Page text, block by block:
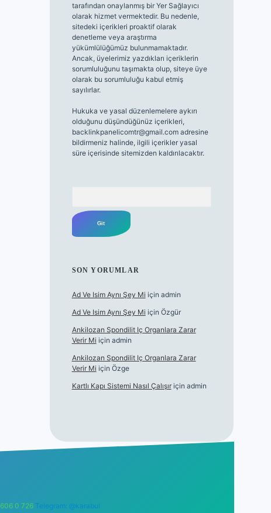
tarafından onaylanmış bir Yer Sağlayıcı
olarak hizmet vermektedir. Bu nedenle,
sitedeki içerikleri proaktif olarak
denetleme veya araştırma
yükümlülüğümüz bulunmamaktadır.
Ancak, üyelerimiz yazdıkları içeriklerin
sorumluluğunu taşımakta olup, siteye üye
olarak bu sorumluluğu kabul etmiş
sayılırlar.
Hukuka ve yasal düzenlemelere aykırı
olduğunu düşündüğünüz içerikleri,
backlinkpanelicomtr@gmail.comadresine
bildirmeniz halinde, ilgili içerikler yasal
süre içerisinde sitemizden kaldırılacaktır.
SON YORUMLAR
Ad Ve Isim Aynı Şey Mi için admin
Ad Ve Isim Aynı Şey Mi için Özgür
Ankilozan Spondilit Iç Organlara Zarar
Verir Mi için admin
Ankilozan Spondilit Iç Organlara Zarar
Verir Mi için Özge
Kartlı Kapı Sistemi Nasıl Çalışıriçin admin
0 726 Telegram: @karabul